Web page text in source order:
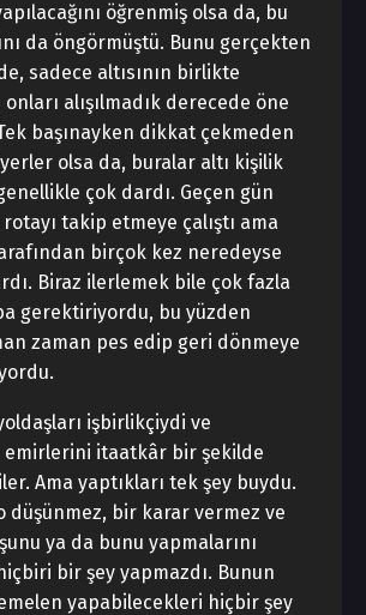
öğrenmiş olsa da, bu
da öngörmüştü. Bunu gerçekten
sadece altısının birlikte
alışılmadık derecede öne
başınayken dikkat çekmeden
olsa da, buralar altı kişilik
çok dardı. Geçen gün
takip etmeye çalıştı ama
birçok kez neredeyse
Biraz ilerlemek bile çok fazla
gerektiriyordu, bu yüzden
zaman pes edip geri dönmeye
işbirlikçiydi ve
emirlerini itaatkâr bir şekilde
Ama yaptıkları tek şey buydu.
düşünmez, bir karar vermez ve
ya da bunu yapmalarını
bir şey yapmazdı. Bunun
yapabilecekleri hiçbir şey